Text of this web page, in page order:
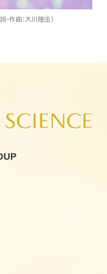
・作曲：大川隆法）